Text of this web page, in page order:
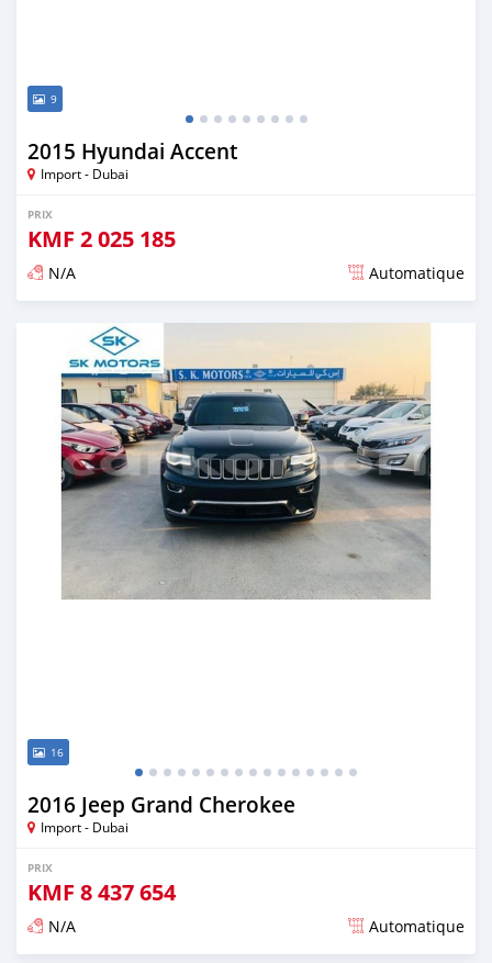
9
2015 Hyundai Accent
Import - Dubai
PRIX
KMF 2 025 185
N/A Automatique
Publié il y a presque 6 ans
16
2016 Jeep Grand Cherokee
Import - Dubai
PRIX
KMF 8 437 654
N/A Automatique